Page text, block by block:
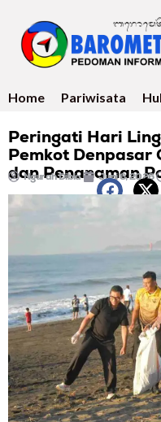
Home Pariwisata
Peringati Hari
Pemkot Denpasar
dan Penanaman
Ngurah Dibia Juni 6, 2026